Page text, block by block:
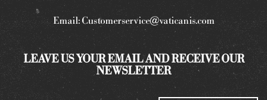
Email:Customerservice@vaticanis.com
LEAVE US YOUR EMAIL AND RECEIVE OUR
NEWSLETTER